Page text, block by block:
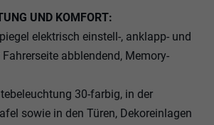
UND KOMFORT:
elektrisch einstell-, anklapp- und
abblendend, Memory-
30-farbig, in der
sowie in den Türen, Dekoreinlagen